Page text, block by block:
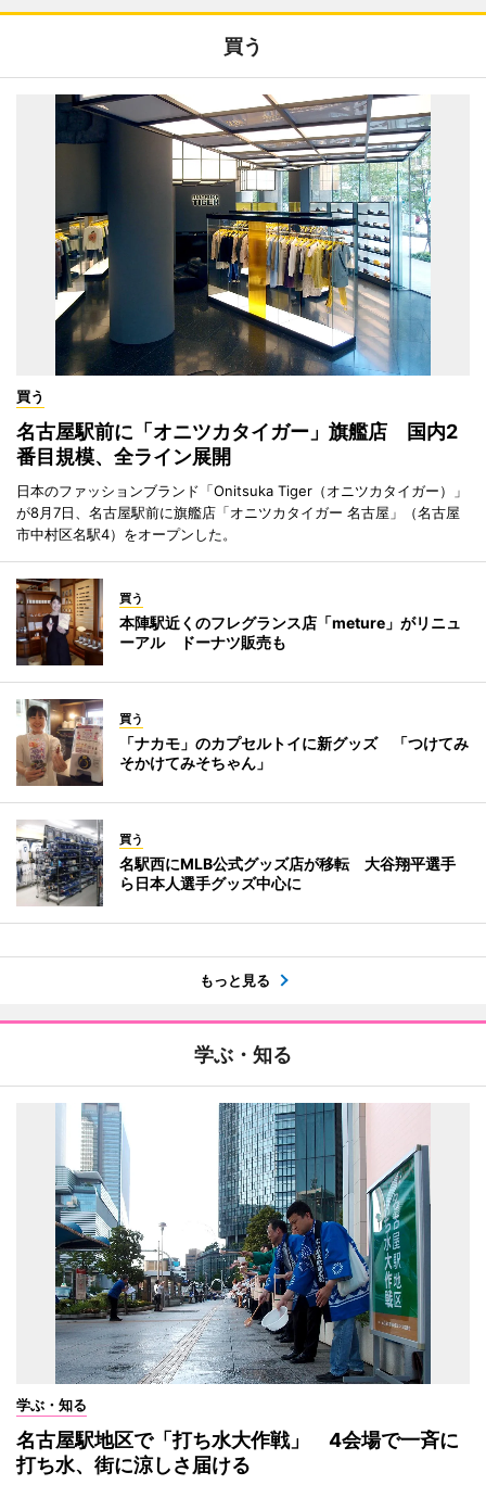
買う
買う
名古屋駅前に「オニツカタイガー」旗艦店 国内2
番目規模、全ライン展開
日本のファッションブランド「Onitsuka Tiger（オニツカタイガー）」
が8月7日、名古屋駅前に旗艦店「オニツカタイガー 名古屋」（名古屋
市中村区名駅4）をオープンした。
買う
本陣駅近くのフレグランス店「meture」がリニュ
ーアル ドーナツ販売も
買う
「ナカモ」のカプセルトイに新グッズ 「つけてみ
そかけてみそちゃん」
買う
名駅西にMLB公式グッズ店が移転 大谷翔平選手
ら日本人選手グッズ中心に
もっと見る
学ぶ・知る
学ぶ・知る
名古屋駅地区で「打ち水大作戦」 4会場で一斉に
打ち水、街に涼しさ届ける